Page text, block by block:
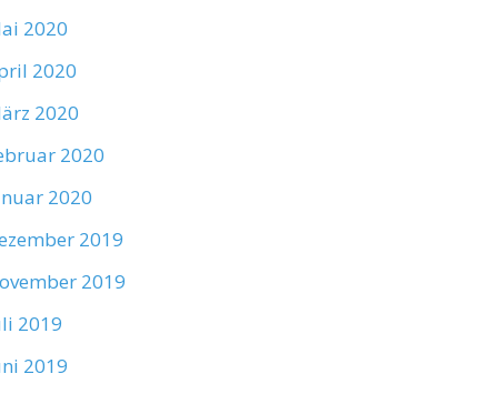
2020
2020
2020
2020
2020
2019
2019
2019
2019